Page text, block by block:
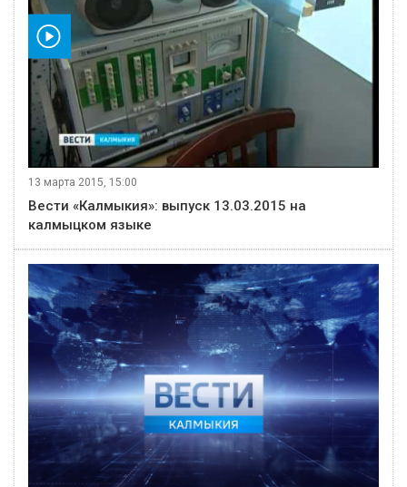
13 марта 2015, 15:00
Вести «Калмыкия»: выпуск 13.03.2015 на
калмыцком языке